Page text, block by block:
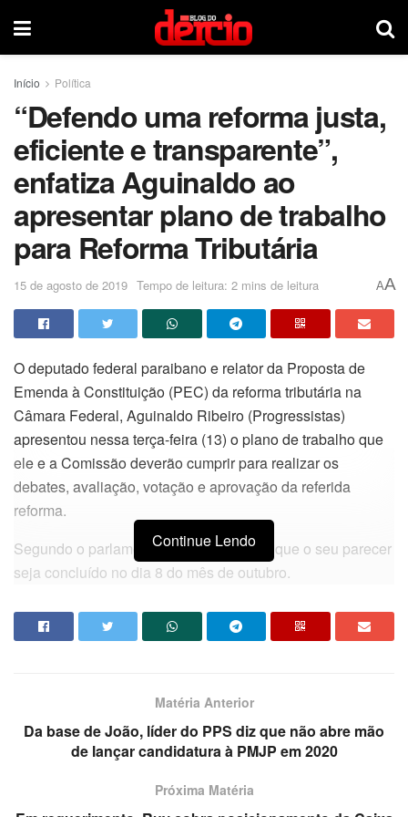
Início Política
“Defendo uma reforma justa,
eficiente e transparente”,
enfatiza Aguinaldo ao
apresentar plano de trabalho
para Reforma Tributária
15 de agosto de 2019 Tempo de leitura: 2 mins de leitura AA
O deputado federal paraibano e relator da Proposta de
Emenda à Constituição (PEC) da reforma tributária na
Câmara Federal, Aguinaldo Ribeiro (Progressistas)
apresentou nessa terça-feira (13) o plano de trabalho que
ele e a Comissão deverão cumprir para realizar os
debates, avaliação, votação e aprovação da referida
reforma.
Segundo o parlamentar, a previsão é de que o seu parecer
seja concluído no dia 8 do mês de outubro.
Aguinaldo, que é o líder da Maioria na Câmara, enfatizou
que trabalhará para que o prazo seja cumprido haja vista o
O paraibano revelou ainda a intenção de realizar
seminários em um estado de cada região brasileira para
Continue Lendo
Matéria Anterior
Da base de João, líder do PPS diz que não abre mão
de lançar candidatura à PMJP em 2020
Próxima Matéria